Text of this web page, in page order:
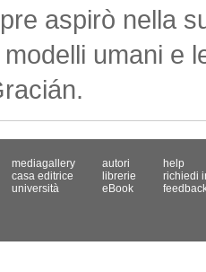
aspirò nella
umani e
mediagallery
casa editrice
università
autori
librerie
eBook
help
richiedi